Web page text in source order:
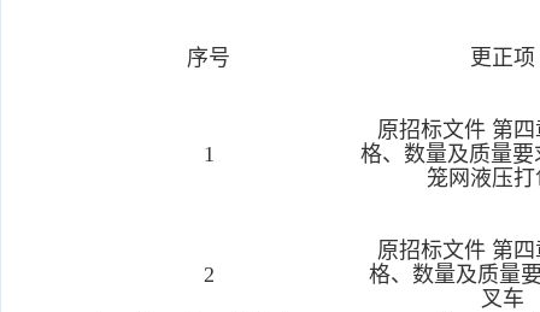
序号 更正项
1
原招标文件 第
格、数量及质量要
笼网液压打
2
原招标文件 第
格、数量及质量
叉车